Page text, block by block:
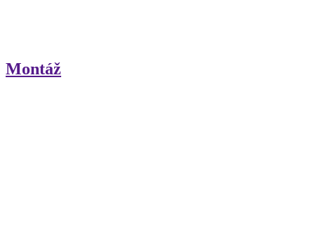
Montáž